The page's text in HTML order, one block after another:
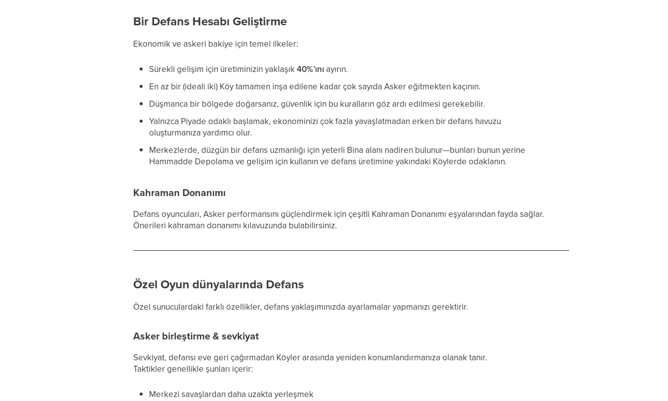
Bir Defans Hesabı Geliştirme
Ekonomik ve askeri bakiye için temel ilkeler:
Sürekli gelişim için üretiminizin yaklaşık40%’ını ayırın.
En az bir (ideali iki) Köy tamamen inşa edilene kadar çok sayıda Asker eğitmekten kaçının.
Düşmanca bir bölgede doğarsanız, güvenlik için bu kuralların göz ardı edilmesi gerekebilir.
Yalnızca Piyade odaklı başlamak, ekonominizi çok fazla yavaşlatmadan erken bir defans havuzu
oluşturmanıza yardımcı olur.
Merkezlerde, düzgün bir defans uzmanlığı için yeterli Bina alanı nadiren bulunur—bunları bunun yerine
Hammadde Depolama ve gelişim için kullanın ve defans üretimine yakındaki Köylerde odaklanın.
Kahraman Donanımı
Defans oyuncuları, Asker performansını güçlendirmek için çeşitli Kahraman Donanımı eşyalarından fayda sağlar.
Önerileri kahraman donanımı kılavuzunda bulabilirsiniz.
Özel Oyun dünyalarında Defans
Özel sunuculardaki farklı özellikler, defans yaklaşımınızda ayarlamalar yapmanızı gerektirir.
Asker birleştirme & sevkiyat
Sevkiyat, defansı eve geri çağırmadan Köyler arasında yeniden konumlandırmanıza olanak tanır.
Taktikler genellikle şunları içerir:
Merkezi savaşlardan daha uzakta yerleşmek